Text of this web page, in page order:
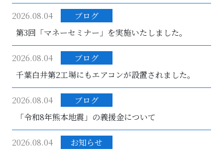
2026.08.04
ブログ
第3回「マネーセミナー」を実施いたしました。
2026.08.04
ブログ
千葉白井第2工場にもエアコンが設置されました。
2026.08.04
ブログ
「令和8年熊本地震」の義援金について
2026.08.04
お知らせ